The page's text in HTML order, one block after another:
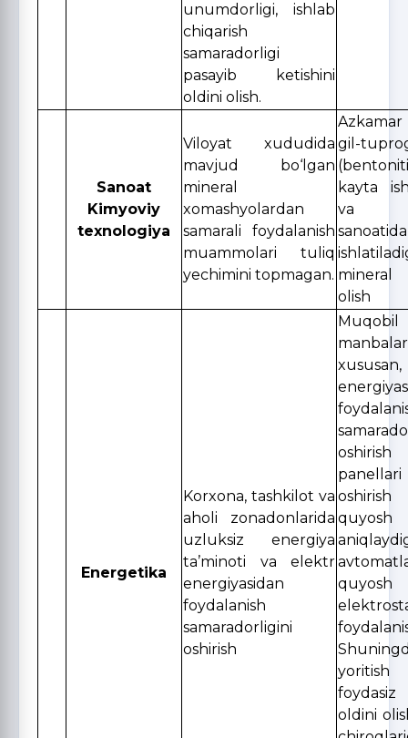
unumdorligi, ishlab
chiqarish
samaradorligi
pasayib ketishini
oldini olish.
Sanoat
Kimyoviy
texnologiya
Viloyat xududida
mavjud bo‘lgan
mineral
xomashyolardan
samarali foydalanish
muammolari tuliq
yechimini topmagan.
gil-
kayta
va
sanoatida
mineral
olish
Energetika
Korxona, tashkilot va
aholi zonadonlarida
uzluksiz energiya
ta’minoti va elektr
energiyasidan
foydalanish
samaradorligini
oshirish
quyosh
yoritish
oldini